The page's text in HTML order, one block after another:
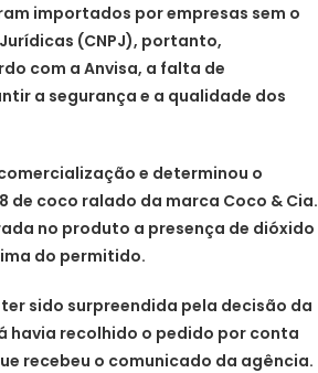
importados por empresas sem o
(CNPJ), portanto,
com a Anvisa, a falta de
a segurança e a qualidade dos
e determinou o
de coco ralado da marca Coco & Cia.
no produto a presença de dióxido
do permitido.
sido surpreendida pela decisão da
havia recolhido o pedido por conta
recebeu o comunicado da agência.